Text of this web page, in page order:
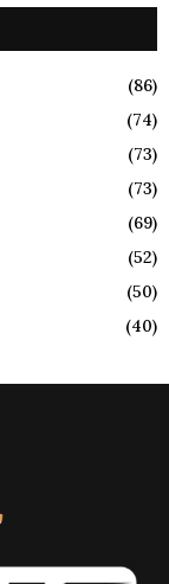
(86)
(74)
(73)
(73)
(69)
(52)
(50)
(40)